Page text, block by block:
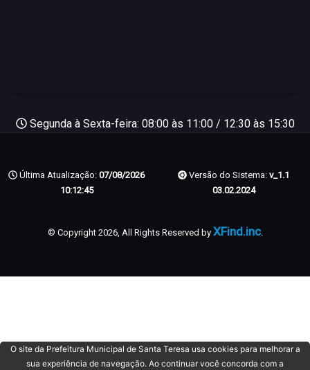
Segunda à Sexta-feira: 08:00 às 11:00 / 12:30 às 15:30
Última Atualização: 07/08/2026
10:12:45
Versão do Sistema: v_1.1
03.02.2024
© Copyright 2026, All Rights Reserved by XFind.inc.
O site da Prefeitura Municipal de Santa Teresa usa cookies para melhorar a
sua experiência de navegação. Ao continuar você concorda com a